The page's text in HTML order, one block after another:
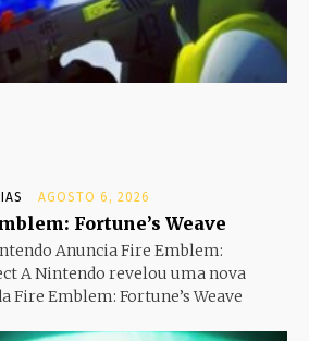
AGOSTO 6, 2026
Fortune’s Weave
Anuncia Fire Emblem:
A Nintendo revelou uma nova
Fire Emblem: Fortune’s Weave